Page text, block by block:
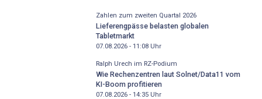
Zahlen zum zweiten Quartal 2026
Lieferengpässe belasten globalen
Tabletmarkt
07.08.2026 - 11:08Uhr
Ralph Urech im RZ-Podium
Wie Rechenzentren laut Solnet/Data11 vom
KI-Boom profitieren
07.08.2026 - 14:35Uhr